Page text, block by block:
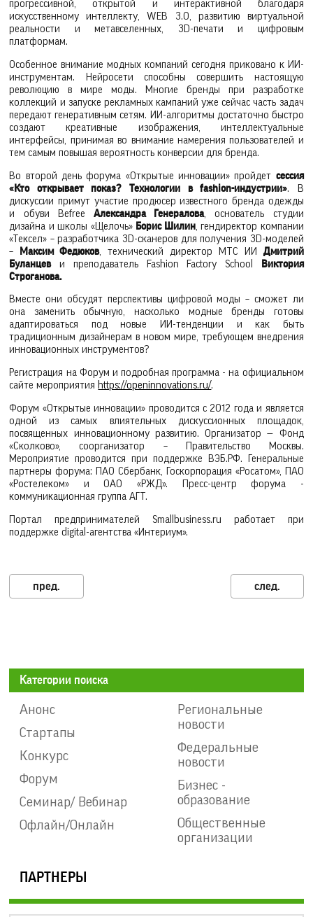
прогрессивной, открытой и интерактивной благодаря
искусственному интеллекту, WEB 3.0, развитию виртуальной
реальности и метавселенных, 3D-печати и цифровым
платформам.
Особенное внимание модных компаний сегодня приковано к ИИ-
инструментам. Нейросети способны совершить настоящую
революцию в мире моды. Многие бренды при разработке
коллекций и запуске рекламных кампаний уже сейчас часть задач
передают генеративным сетям. ИИ-алгоритмы достаточно быстро
создают креативные изображения, интеллектуальные
интерфейсы, принимая во внимание намерения пользователей и
тем самым повышая вероятность конверсии для бренда.
Во второй день форума «Открытые инновации» пройдет сессия
«Кто открывает показ? Технологии в fashion-индустрии». В
дискуссии примут участие продюсер известного бренда одежды
и обуви Befree Александра Генералова, основатель студии
дизайна и школы «Щелочь» Борис Шилин, гендиректор компании
«Тексел» – разработчика 3D-сканеров для получения 3D-моделей
–
Максим Федюков, технический директор МТС ИИ Дмитрий
Буланцеви преподаватель Fashion Factory School
Виктория
Строганова.
Вместе они обсудят перспективы цифровой моды – сможет ли
она заменить обычную, насколько модные бренды готовы
адаптироваться под новые ИИ-тенденции и как быть
традиционным дизайнерам в новом мире, требующем внедрения
инновационных инструментов?
Регистрация на Форум и подробная программа - на официальном
сайте мероприятия https://openinnovations.ru/.
Форум «Открытые инновации» проводится с 2012 года и является
одной из самых влиятельных дискуссионных площадок,
посвященных инновационному развитию. Организатор — Фонд
«Сколково», соорганизатор – Правительство Москвы.
Мероприятие проводится при поддержке ВЭБ.РФ. Генеральные
партнеры форума: ПАО Сбербанк, Госкорпорация «Росатом», ПАО
«Ростелеком» и ОАО «РЖД». Пресс-центр форума -
коммуникационная группа АГТ.
Портал предпринимателей Smallbusiness.ru работает при
поддержке digital-агентства «Интериум».
Категории поиска
Анонс
Стартапы
Конкурс
Форум
Семинар/ Вебинар
Офлайн/Онлайн
Региональные
новости
Федеральные
новости
Бизнес -
образование
Общественные
организации
ПАРТНЕРЫ